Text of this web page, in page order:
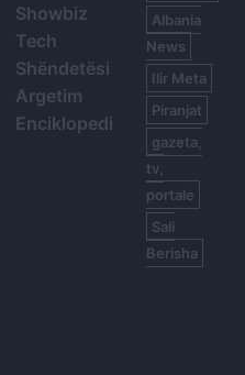
Showbiz
Tech
Shëndetësi
Argetim
Enciklopedi
Albania
News
Ilir Meta
Piranjat
gazeta,
tv,
portale
Sali
Berisha